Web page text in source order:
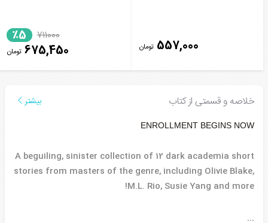
557,000 تومان
711000
٪5
675,450 تومان
خلاصه و قسمتی از کتاب بیشتر
ENROLLMENT BEGINS NOW
A beguiling, sinister collection of 12 dark academia short
stories from masters of the genre, including Olivie Blake,
M.L. Rio, Susie Yang and more!
...